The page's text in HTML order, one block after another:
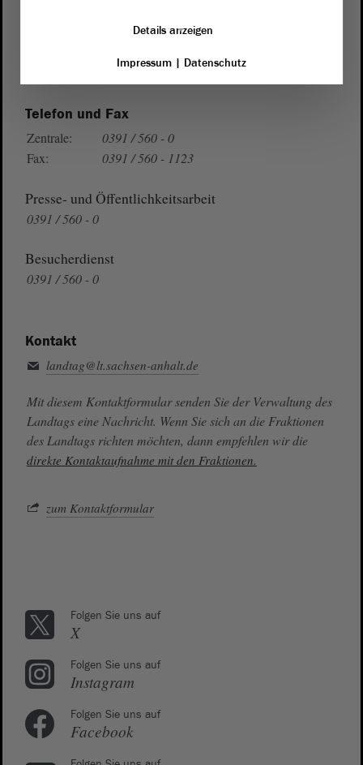
Auf Google Maps
Telefon und Fax
Zentrale:
0391 / 560 - 0
Fax:
0391 / 560 - 1123
Presse- und Öffentlichkeitsarbeit
0391 / 560 - 0
Besucherdienst
0391 / 560 - 0
Kontakt
landtag@lt.sachsen-anhalt.de
Mit diesem Kontaktformular senden Sie der Verwaltung des
Landtags eine Nachricht. Wenn Sie sich an die Fraktionen
des Landtags richten möchten, dann empfehlen wir die
direkte Kontaktaufnahme mit den Fraktionen.
zum Kontaktformular
Folgen Sie uns auf
X
Folgen Sie uns auf
Instagram
Folgen Sie uns auf
Facebook
Details anzeigen
Impressum| Datenschutz